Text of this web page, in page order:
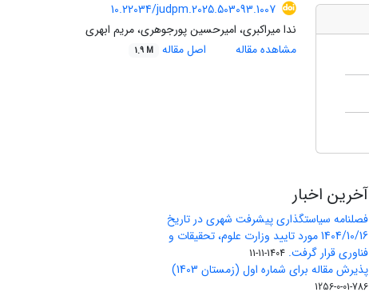
10.22034/judpm.2025.503093.1007
ندا میراکبری، امیرحسین پورجوهری، مریم ابهری
مشاهده مقاله
اصل مقاله 1.9 M
آخرین اخبار
فصلنامه سیاستگذاری پیشرفت شهری در تاریخ
1404/10/16 مورد تایید وزارت علوم، تحقیقات و
فناوری قرار گرفت. 1404-11-11
پذیرش مقاله برای شماره اول (زمستان 1403)
786-01-0-1256